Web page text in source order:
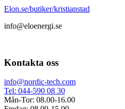
Elon.se/butiker/kristianstad
info@eloenergi.se
Kontakta oss
info@nordic-tech.com
Tel: 044-590 08 30
Mån-Tor: 08.00-16.00